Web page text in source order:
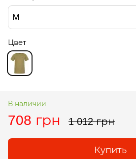
M
Цвет
В наличии
708 грн 1 012 грн
Купить